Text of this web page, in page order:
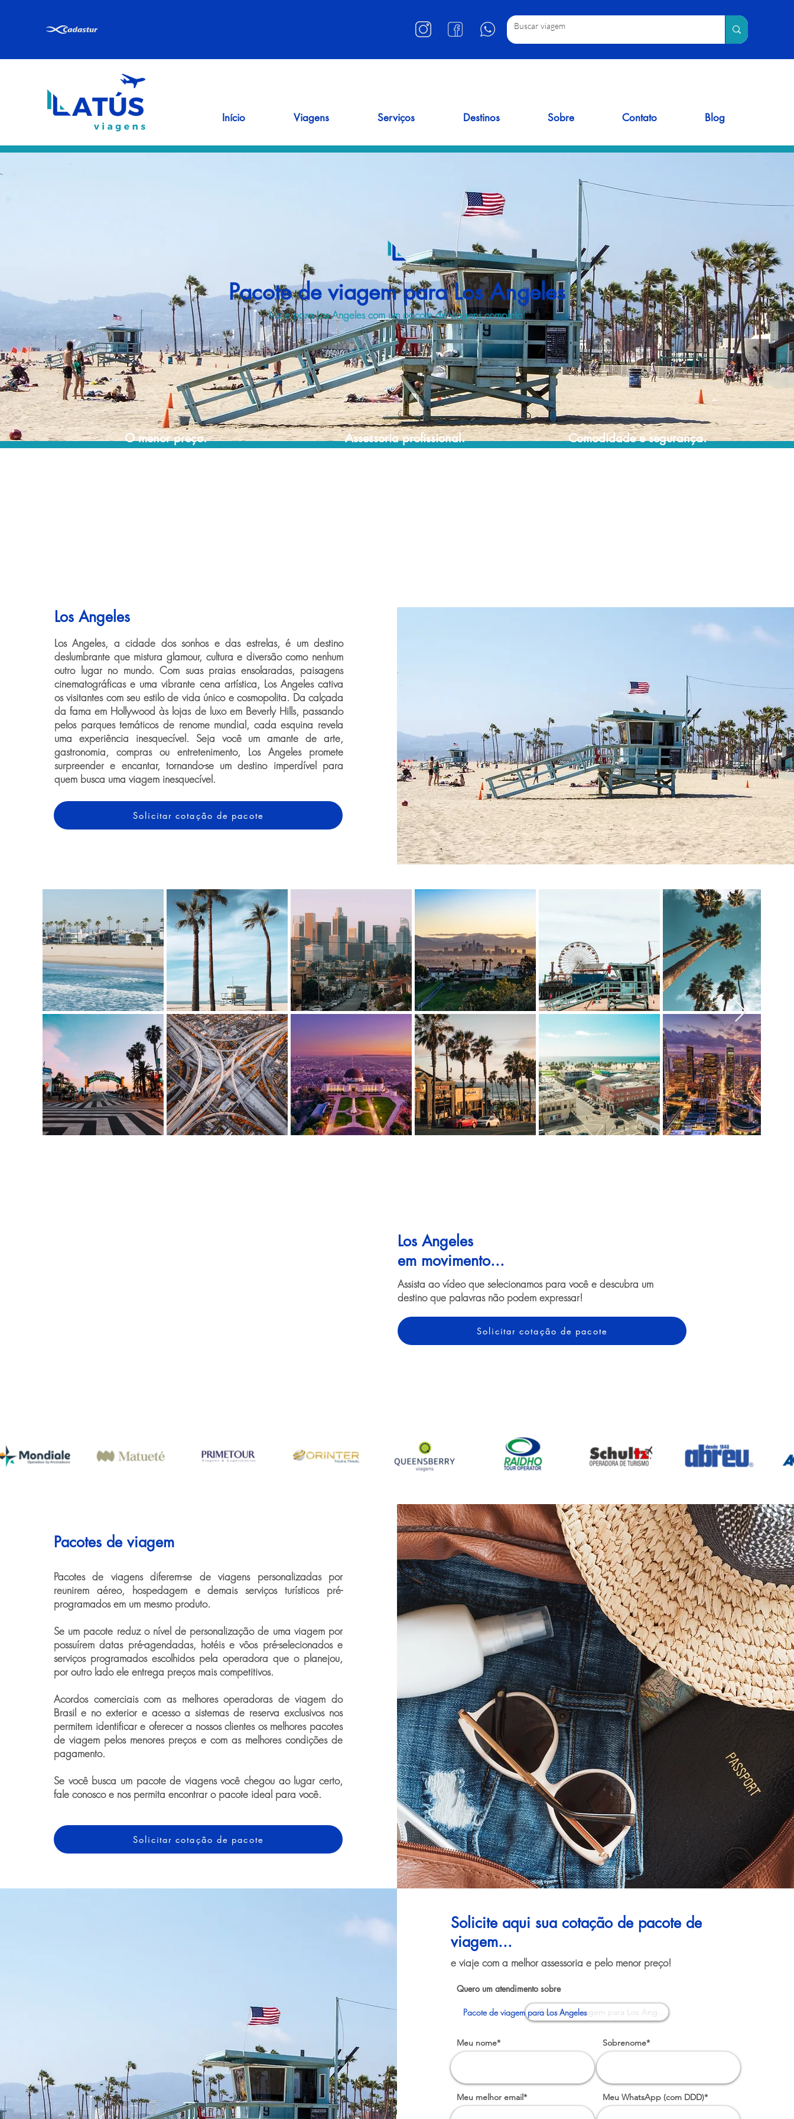
Início Viagens Serviços Destinos Sobre Contato Blog
Pacote de viagem para Los Angeles
Viaje para Los Angeles com um pacote de viagens completo!
O menor preço. Assessoria profissional. Comodidade e segurança.
Los Angeles
Los Angeles, a cidade dos sonhos e das estrelas, é um destino
deslumbrante que mistura glamour, cultura e diversão como nenhum
outro lugar no mundo. Com suas praias ensolaradas, paisagens
cinematográficas e uma vibrante cena artística, Los Angeles cativa
os visitantes com seu estilo de vida único e cosmopolita. Da calçada
da fama em Hollywood às lojas de luxo em Beverly Hills, passando
pelos parques temáticos de renome mundial, cada esquina revela
uma experiência inesquecível. Seja você um amante de arte,
gastronomia, compras ou entretenimento, Los Angeles promete
surpreender e encantar, tornando-se um destino imperdível para
quem busca uma viagem inesquecível.
Solicitar cotação de pacote
Los Angeles
em movimento...
Assista ao vídeo que selecionamos para você e descubra um
destino que palavras não podem expressar!
Solicitar cotação de pacote
Pacotes de viagem
Pacotes de viagens diferem-se de viagens personalizadas por
reunirem aéreo, hospedagem e demais serviços turísticos pré-
programados em um mesmo produto.
Se um pacote reduz o nível de personalização de uma viagem por
possuírem datas pré-agendadas, hotéis e vôos pré-selecionados e
serviços programados escolhidos pela operadora que o planejou,
por outro lado ele entrega preços mais competitivos.
Acordos comerciais com as melhores operadoras de viagem do
Brasil e no exterior e acesso a sistemas de reserva exclusivos nos
permitem identificar e oferecer a nossos clientes os melhores pacotes
de viagem pelos menores preços e com as melhores condições de
pagamento.
Se você busca um pacote de viagens você chegou ao lugar certo,
fale conosco e nos permita encontrar o pacote ideal para você.
Solicitar cotação de pacote
Solicite aqui sua cotação de pacote de
viagem...
e viaje com a melhor assessoria e pelo menor preço!
Quero um atendimento sobre
Pacote de viagem para Los Angeles
Meu nome* Sobrenome*
Meu melhor email* Meu WhatsApp (com DDD)*